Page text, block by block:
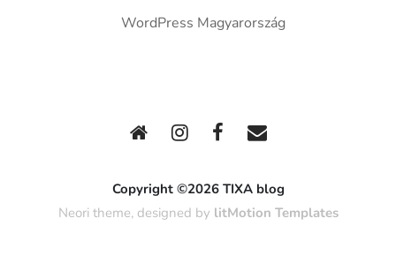
WordPress Magyarország
Copyright ©2026 TIXA blog
Neori theme, designed by litMotion Templates